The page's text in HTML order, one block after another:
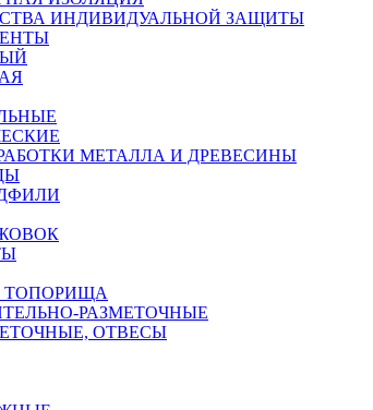
ИНДИВИДУАЛЬНОЙ ЗАЩИТЫ
МЕТАЛЛА И ДРЕВЕСИНЫ
ТОПОРИЩА
РАЗМЕТОЧНЫЕ
ОТВЕСЫ